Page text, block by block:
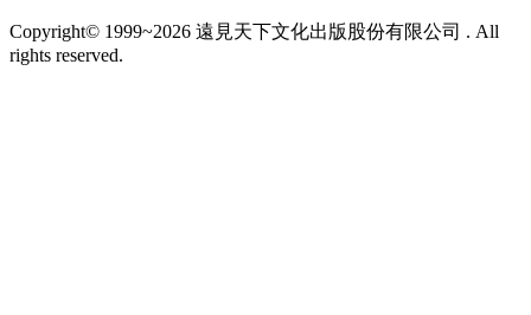
Copyright© 1999~2026 遠見天下文化出版股份有限公司 . All
rights reserved.